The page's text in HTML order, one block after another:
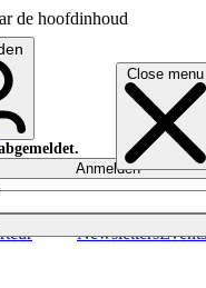
de hoofdinhoud
Close menu
NewslettersEvents
Anmelden